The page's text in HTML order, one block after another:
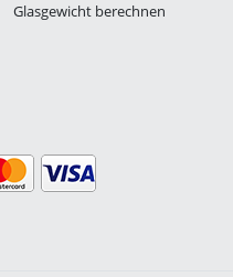
Glasgewicht berechnen